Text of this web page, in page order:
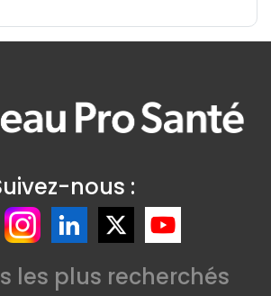
nous :
les plus recherchés